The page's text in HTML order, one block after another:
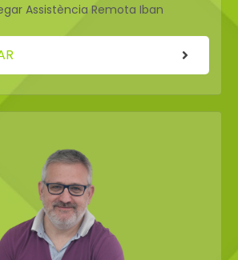
Assistència Remota Iban